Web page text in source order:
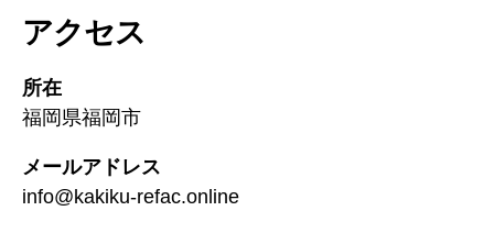
アクセス
所在
福岡県福岡市
メールアドレス
info@kakiku-refac.online